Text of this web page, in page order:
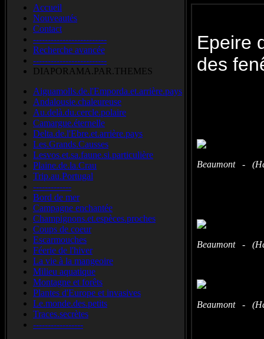
Accueil
Nouveautés
Contact
-------------------------
Recherche avancée
-------------------------
DIAPORAMA.PAR.THEMES
Aiguamolls.de.l'Emporda.et.arrière.pays
Andalousie.chaleureuse
Au.delà.du.cercle.polaire
Camargue.éternelle
Delta.de.l'Ebre.et.arrière.pays
Les.Grands.Causses
Lesvos.et.sa.faune.si.particulière
Plaine.de.la.Crau
Trip.au.Portugal
-------------
Bord de mer
Campagne enchantée
Champignons.et.espèces.proches
Coups de coeur
Escarmouches
Féerie de l'hiver
La vie à la mangeoire
Milieu aquatique
Montagne et forêts
Plantes d'Europe et invasives
Le.monde.des.petits
Traces.secrètes
-----------------
Epeire
des
Beaumont -
Beaumont -
Beaumont -